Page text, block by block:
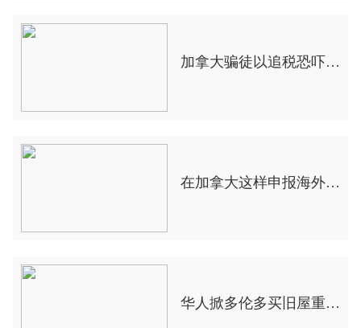
加拿大骗徒以追税恐吓新移民,警方吁防范
在加拿大这样申报海外资产才不会被罚！
华人掀多伦多买旧屋重建热潮,平房变豪宅